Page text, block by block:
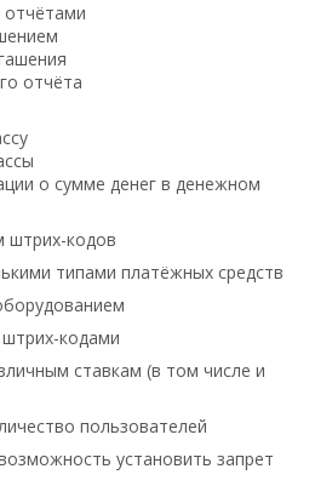
отчёта
о сумме денег в денежном
штрих-кодов
типами платёжных средств
кодами
ставкам (в том числе и
пользователей
установить запрет